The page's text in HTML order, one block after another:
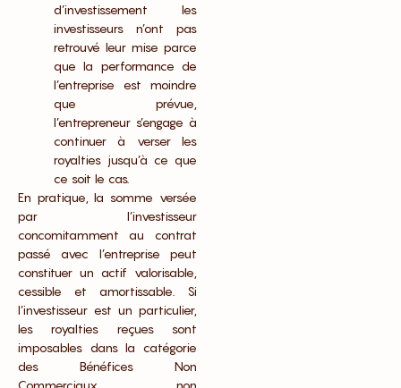
d’investissement les
investisseurs n’ont pas
retrouvé leur mise parce
que la performance de
l’entreprise est moindre
que prévue,
l’entrepreneur s’engage à
continuer à verser les
royalties jusqu’à ce que
ce soit le cas.
En pratique, la somme versée
par l’investisseur
concomitamment au contrat
passé avec l’entreprise peut
constituer un actif valorisable,
cessible et amortissable. Si
l’investisseur est un particulier,
les royalties reçues sont
imposables dans la catégorie
des Bénéfices Non
Commerciaux non